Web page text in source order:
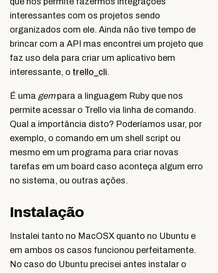
interessantes com os projetos sendo
organizados com ele. Ainda não tive tempo de
brincar com a API mas encontrei um projeto que
faz uso dela para criar um aplicativo bem
interessante, o trello_cli.
É uma gempara a linguagem Ruby que nos
permite acessar o Trello via linha de comando.
Qual a importância disto? Poderíamos usar, por
exemplo, o comando em um shell script ou
mesmo em um programa para criar novas
tarefas em um board caso aconteça algum erro
no sistema, ou outras ações.
Instalação
Instalei tanto no MacOSX quanto no Ubuntu e
em ambos os casos funcionou perfeitamente.
No caso do Ubuntu precisei antes instalar o